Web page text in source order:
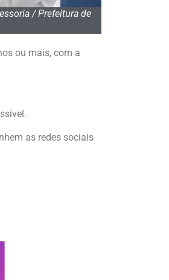
/ Prefeitura de
ou mais, com a
as redes sociais